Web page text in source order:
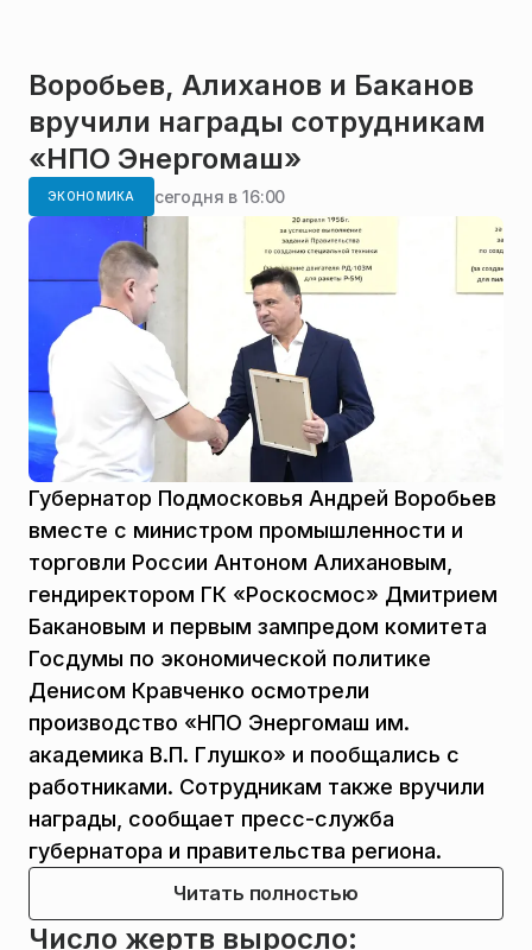
Воробьев, Алиханов и Баканов
вручили награды сотрудникам
«НПО Энергомаш»
ЭКОНОМИКА сегодня в 16:00
Губернатор Подмосковья Андрей Воробьев
вместе с министром промышленности и
торговли России Антоном Алихановым,
гендиректором ГК «Роскосмос» Дмитрием
Бакановым и первым зампредом комитета
Госдумы по экономической политике
Денисом Кравченко осмотрели
производство «НПО Энергомаш им.
академика В.П. Глушко» и пообщались с
работниками. Сотрудникам также вручили
награды, сообщает пресс-служба
губернатора и правительства региона.
Читать полностью
Число жертв выросло: